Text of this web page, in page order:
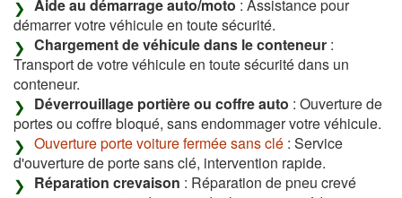
Aide au démarrage auto/moto : Assistance pour
démarrer votre véhicule en toute sécurité.
Chargement de véhicule dans le conteneur :
Transport de votre véhicule en toute sécurité dans un
conteneur.
Déverrouillage portière ou coffre auto : Ouverture de
portes ou coffre bloqué, sans endommager votre véhicule.
Ouverture porte voiture fermée sans clé : Service
d'ouverture de porte sans clé, intervention rapide.
Réparation crevaison : Réparation de pneu crevé